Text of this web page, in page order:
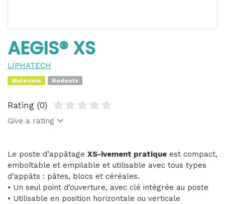
AEGIS® XS
LIPHATECH
Matériels Rodents
Rating (0)
Give a rating
Le poste d’appâtage XS-ivement pratique est compact,
emboîtable et empilable et utilisable avec tous types
d’appâts : pâtes, blocs et céréales.
• Un seul point d’ouverture, avec clé intégrée au poste
• Utilisable en position horizontale ou verticale